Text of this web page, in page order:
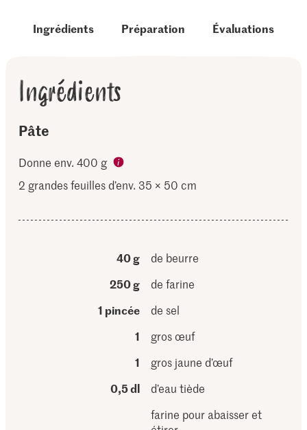
Ingrédients Préparation Évaluations
Ingrédients
Pâte
Donne env. 400 g
2 grandes feuilles d’env. 35 × 50 cm
40 g
de beurre
250 g
de farine
1 pincée
de sel
1
gros œuf
1
gros jaune d’œuf
0,5 dl
d’eau tiède
farine pour abaisser et